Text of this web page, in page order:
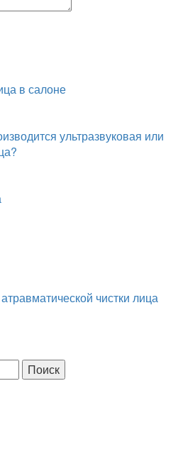
в салоне
ультразвуковая или
чистки лица